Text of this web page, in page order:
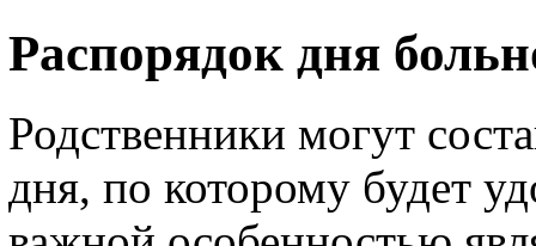
Распорядок дня
Родственники могут
дня, по которому будет